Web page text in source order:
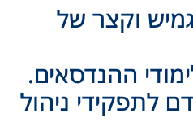
וקצר של
ההנדסאים.
לתפקידי ניהול